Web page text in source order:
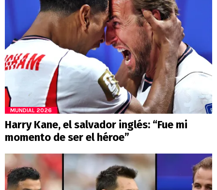
MUNDIAL 2026
Harry Kane, el salvador inglés: “Fue mi
momento de ser el héroe”